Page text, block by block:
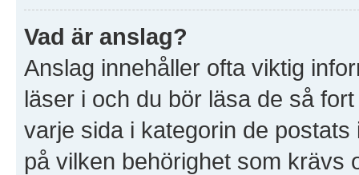
Vad är anslag?
Anslag innehåller ofta viktig
läser i och du bör läsa de så
varje sida i kategorin de
på vilken behörighet som krävs